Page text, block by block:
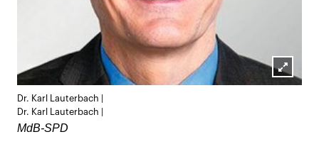
Dr. Karl Lauterbach |
Dr. Karl Lauterbach |
MdB-SPD